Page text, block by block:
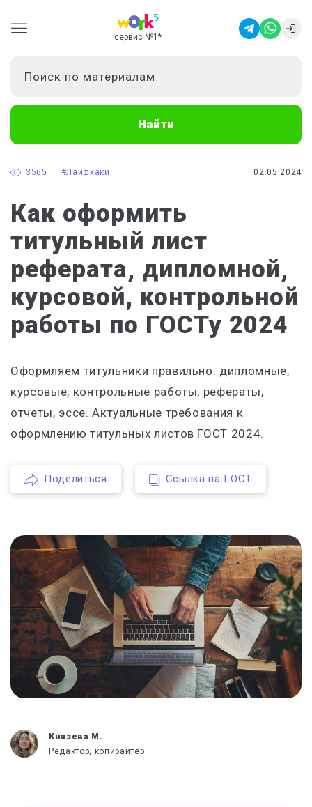
сервис №1 *
Найти
02.05.2024
#Лайфхаки
3565
Как оформить
титульный лист
реферата, дипломной,
курсовой, контрольной
работы по ГОСТу 2024
Оформляем титульники правильно: дипломные,
курсовые, контрольные работы, рефераты,
отчеты, эссе. Актуальные требования к
оформлению титульных листов ГОСТ 2024.
Поделиться Ссылка на ГОСТ
Князева М.
Редактор, копирайтер